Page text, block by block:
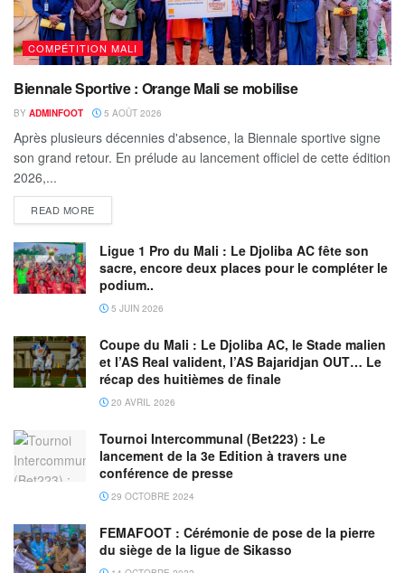
COMPÉTITION MALI
Biennale Sportive : Orange Mali se mobilise
BY ADMINFOOT 5 AOÛT 2026
‎Après plusieurs décennies d'absence, la Biennale sportive signe
son grand retour. En prélude au lancement officiel de cette édition
2026,...
READ MORE
Ligue 1 Pro du Mali : Le Djoliba AC fête son
sacre, encore deux places pour le compléter le
podium..
5 JUIN 2026
Coupe du Mali : Le Djoliba AC, le Stade malien
et l’AS Real valident, l’AS Bajaridjan OUT… Le
récap des huitièmes de finale
20 AVRIL 2026
Tournoi Intercommunal (Bet223) : Le
lancement de la 3e Edition à travers une
conférence de presse
29 OCTOBRE 2024
FEMAFOOT : Cérémonie de pose de la pierre
du siège de la ligue de Sikasso